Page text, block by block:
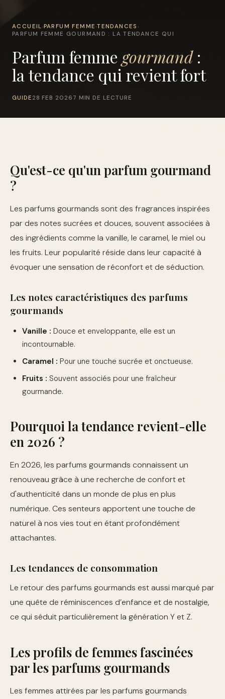
ACCUEIL ›PARFUM FEMME ›TENDANCES ›
PARFUM FEMME GOURMAND : LA TENDANCE QUI
Parfum femme gourmand:
la tendance qui revient fort
GUIDE 28 FEB 2026 7 MIN DE LECTURE
Qu'est-ce qu'un parfum gourmand
?
Les parfums gourmands sont des fragrances inspirées
par des notes sucrées et douces, souvent associées à
des ingrédients comme la vanille, le caramel, le miel ou
les fruits. Leur popularité réside dans leur capacité à
évoquer une sensation de réconfort et de séduction.
Les notes caractéristiques des parfums
gourmands
Vanille : Douce et enveloppante, elle est un
incontournable.
Caramel : Pour une touche sucrée et onctueuse.
Fruits : Souvent associés pour une fraîcheur
gourmande.
Pourquoi la tendance revient-elle
en 2026 ?
En 2026, les parfums gourmands connaissent un
renouveau grâce à une recherche de confort et
d'authenticité dans un monde de plus en plus
numérique. Ces senteurs apportent une touche de
naturel à nos vies tout en étant profondément
attachantes.
Les tendances de consommation
Le retour des parfums gourmands est aussi marqué par
une quête de réminiscences d’enfance et de nostalgie,
ce qui séduit particulièrement la génération Y et Z.
Les profils de femmes fascinées
par les parfums gourmands
Les femmes attirées par les parfums gourmands